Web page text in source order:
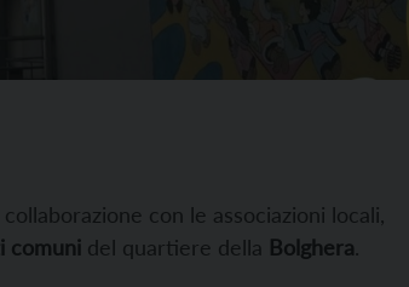
con le associazioni locali,
comuni del quartiere della Bolghera.